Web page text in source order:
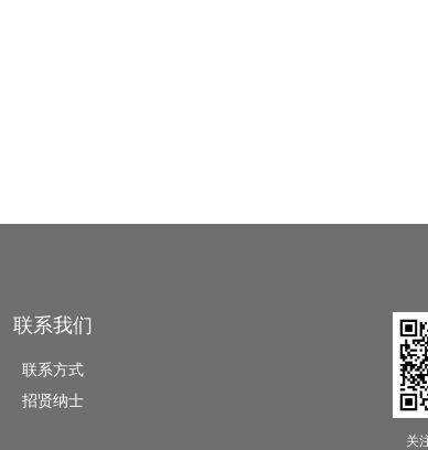
联系我们
联系方式
招贤纳士
关